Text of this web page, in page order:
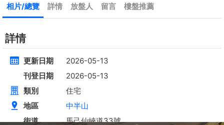
低層
[屋苑式]下覆式,連花園車位
元朗 錦上路
建築 1400呎@$7,500
實用 1400呎@$7,500
置頂